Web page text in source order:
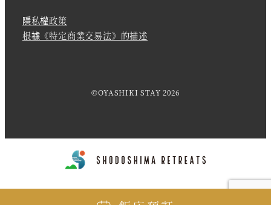
隱私權政策
根據《特定商業交易法》的描述
©OYASHIKI STAY 2026